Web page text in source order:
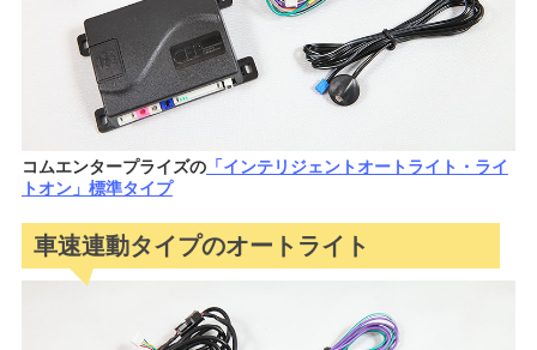
コムエンタープライズの「インテリジェントオートライト・ライ
トオン」標準タイプ
車速連動タイプのオートライト